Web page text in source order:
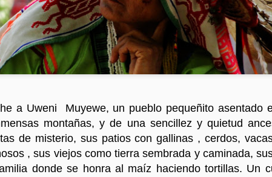
a Uweni Muyewe, un pueblo pequeñito asentado
montañas, y de una sencillez y quietud
de misterio, sus patios con gallinas , cerdos,
, sus viejos como tierra sembrada y caminada,
donde se honra al maíz haciendo tortillas. Un
En breve Raíces de